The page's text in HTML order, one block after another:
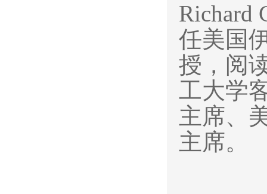
Richard
任美国
授，阅
工大学
主席、
主席。